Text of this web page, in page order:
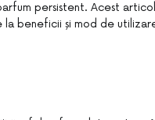
persistent. Acest
beneficii și mod de